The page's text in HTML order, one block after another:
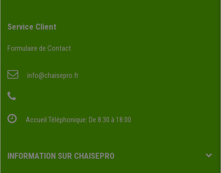
Service Client
Formulaire de Contact
info@chaisepro.fr
Accueil Téléphonique: De 8:30 à 18:00
INFORMATION SUR CHAISEPRO